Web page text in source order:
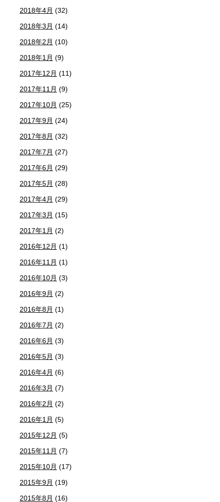
2018年4月 (32)
2018年3月 (14)
2018年2月 (10)
2018年1月 (9)
2017年12月 (11)
2017年11月 (9)
2017年10月 (25)
2017年9月 (24)
2017年8月 (32)
2017年7月 (27)
2017年6月 (29)
2017年5月 (28)
2017年4月 (29)
2017年3月 (15)
2017年1月 (2)
2016年12月 (1)
2016年11月 (1)
2016年10月 (3)
2016年9月 (2)
2016年8月 (1)
2016年7月 (2)
2016年6月 (3)
2016年5月 (3)
2016年4月 (6)
2016年3月 (7)
2016年2月 (2)
2016年1月 (5)
2015年12月 (5)
2015年11月 (7)
2015年10月 (17)
2015年9月 (19)
2015年8月 (16)